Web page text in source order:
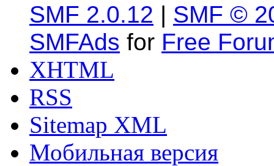
SMF 2.0.12 | SMF ©
SMFAds for Free
XHTML
RSS
Sitemap XML
Мобильная версия